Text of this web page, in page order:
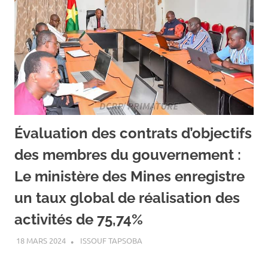
Évaluation des contrats d’objectifs
des membres du gouvernement :
Le ministère des Mines enregistre
un taux global de réalisation des
activités de 75,74%
18 MARS 2024 ISSOUF TAPSOBA